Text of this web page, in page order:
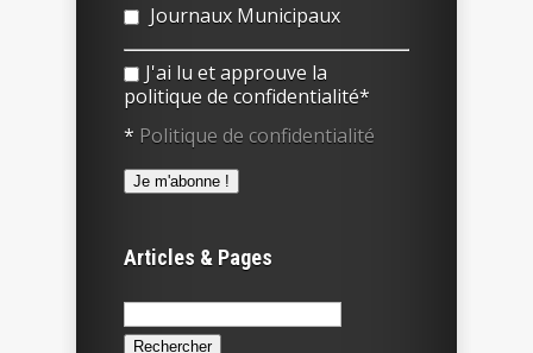
Journaux Municipaux
J'ai lu et approuve la
politique de confidentialité*
* Politique de confidentialité
Articles & Pages
Rechercher :